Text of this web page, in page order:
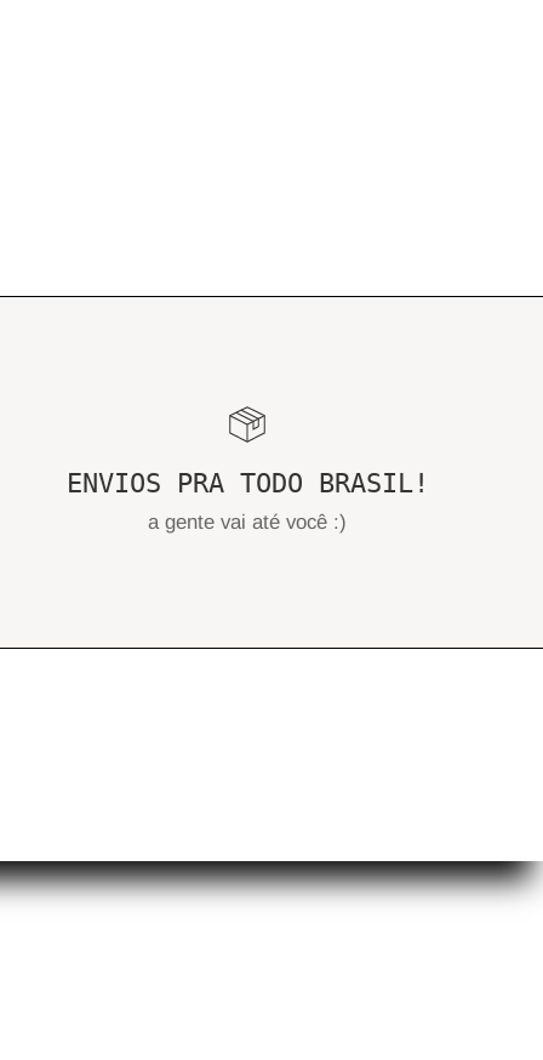
ENVIOS PRA TODO BRASIL!
a gente vai até você :)